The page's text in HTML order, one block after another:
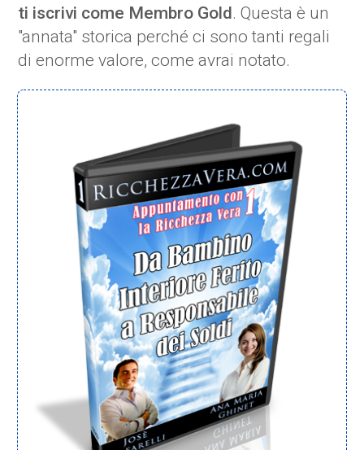
ti iscrivi come Membro Gold. Questa è un
"annata" storica perché ci sono tanti regali
di enorme valore, come avrai notato.